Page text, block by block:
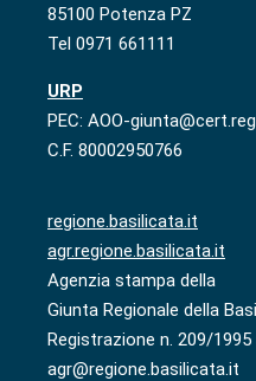
85100 Potenza PZ
Tel 0971 661111
URP
PEC: AOO-
C.F. 80002950766
regione.basilicata.it
agr.regione.basilicata.it
Agenzia stampa della
Giunta Regionale della
Registrazione n. 209/
agr@regione.basilicata.it